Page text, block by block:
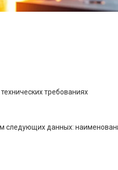
требованиях
следующих данных: